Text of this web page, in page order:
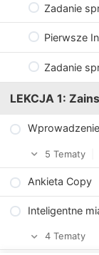
Zadanie
Pierwsze
Zadanie
LEKCJA 1:
5 Tematy
Kilka słów o
Quiz – co
Trzy
Ankieta Copy
Inteligentne
4 Tematy